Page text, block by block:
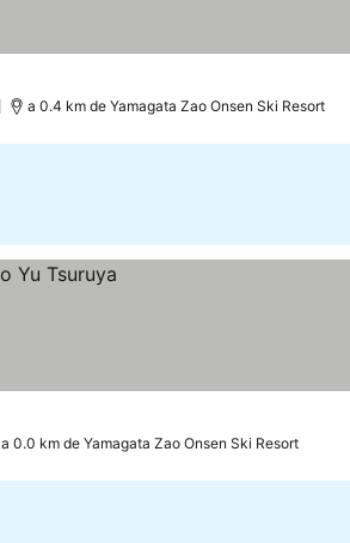
a 0.4 km de Yamagata Zao Onsen Ski Resort
a 0.0 km de Yamagata Zao Onsen Ski Resort